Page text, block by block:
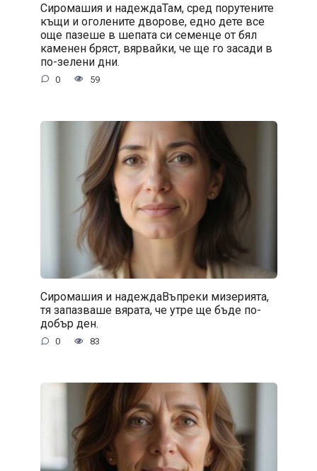
Сиромашия и надеждаТам, сред порутените
къщи и оголените дворове, едно дете все
още пазеше в шепата си семенце от бял
каменен бряст, вярвайки, че ще го засади в
по-зелени дни.
0 59
Сиромашия и надеждаВъпреки мизерията,
тя запазваше вярата, че утре ще бъде по-
добър ден.
0 83